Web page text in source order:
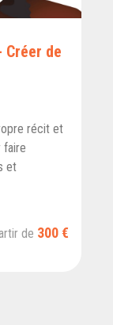
Créer de
récit et
faire
et
de 300 €